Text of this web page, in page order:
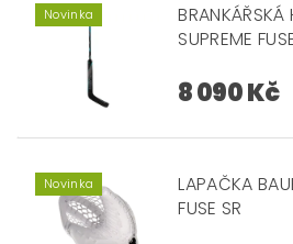
Novinka
BRANKÁŘSKÁ
SUPREME
8 090 Kč
Novinka
LAPAČKA
FUSE SR